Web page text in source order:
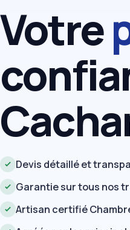
Votre
Devis détaillé et
Garantie sur tous nos
Artisan certifié